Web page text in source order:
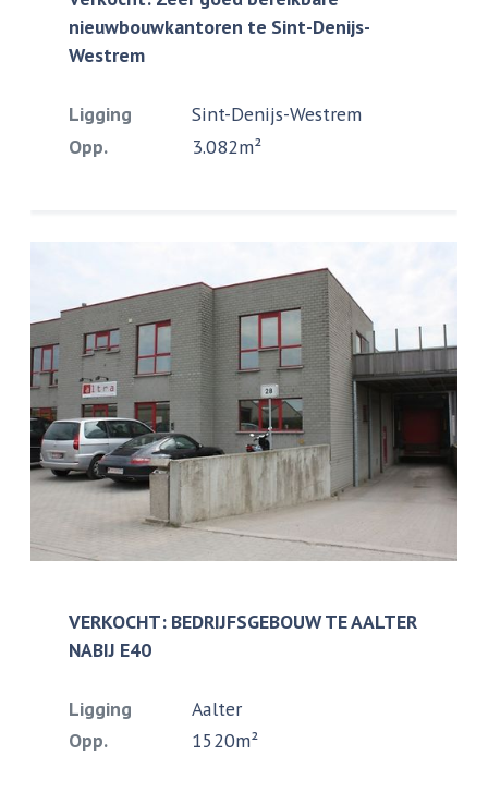
nieuwbouwkantoren te Sint-Denijs-
Westrem
Ligging
Sint-Denijs-Westrem
Opp.
3.082m²
VERKOCHT: BEDRIJFSGEBOUW TE AALTER
NABIJ E40
Ligging
Aalter
Opp.
1520m²